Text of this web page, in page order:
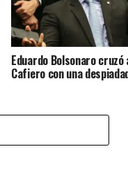
Eduardo Bolsonaro
Cafiero con una